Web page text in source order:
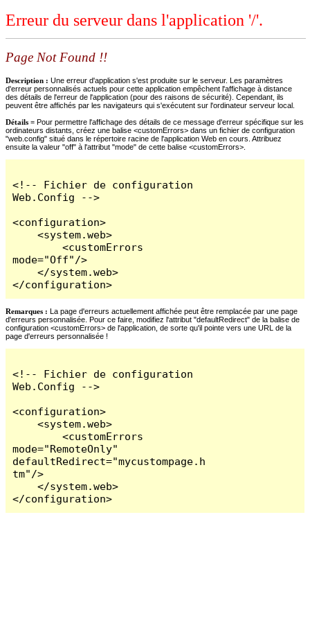
Erreur du serveur dans l'application '/'.
Page Not Found !!
Description : Une erreur d'application s'est produite sur le serveur. Les paramètres
d'erreur personnalisés actuels pour cette application empêchent l'affichage à distance
des détails de l'erreur de l'application (pour des raisons de sécurité). Cependant, ils
peuvent être affichés par les navigateurs qui s'exécutent sur l'ordinateur serveur local.
Détails = Pour permettre l'affichage des détails de ce message d'erreur spécifique sur les
ordinateurs distants, créez une balise <customErrors> dans un fichier de configuration
"web.config" situé dans le répertoire racine de l'application Web en cours. Attribuez
ensuite la valeur "off" à l'attribut "mode" de cette balise <customErrors>.
<!-- Fichier de configuration
Web.Config -->
<configuration>
    <system.web>
        <customErrors
mode="Off"/>
    </system.web>
</configuration>
Remarques : La page d'erreurs actuellement affichée peut être remplacée par une page
d'erreurs personnalisée. Pour ce faire, modifiez l'attribut "defaultRedirect" de la balise de
configuration <customErrors> de l'application, de sorte qu'il pointe vers une URL de la
page d'erreurs personnalisée !
<!-- Fichier de configuration
Web.Config -->
<configuration>
    <system.web>
        <customErrors
mode="RemoteOnly"
defaultRedirect="mycustompage.h
tm"/>
    </system.web>
</configuration>